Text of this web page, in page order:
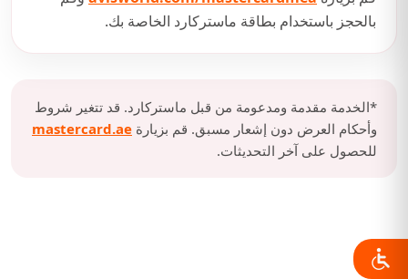
بالحجز باستخدام بطاقة ماستركارد الخاصة بك.
*الخدمة مقدمة ومدعومة من قبل ماستركارد. قد تتغير شروط
وأحكام العرض دون إشعار مسبق. قم بزيارة mastercard.ae
للحصول على آخر التحديثات.